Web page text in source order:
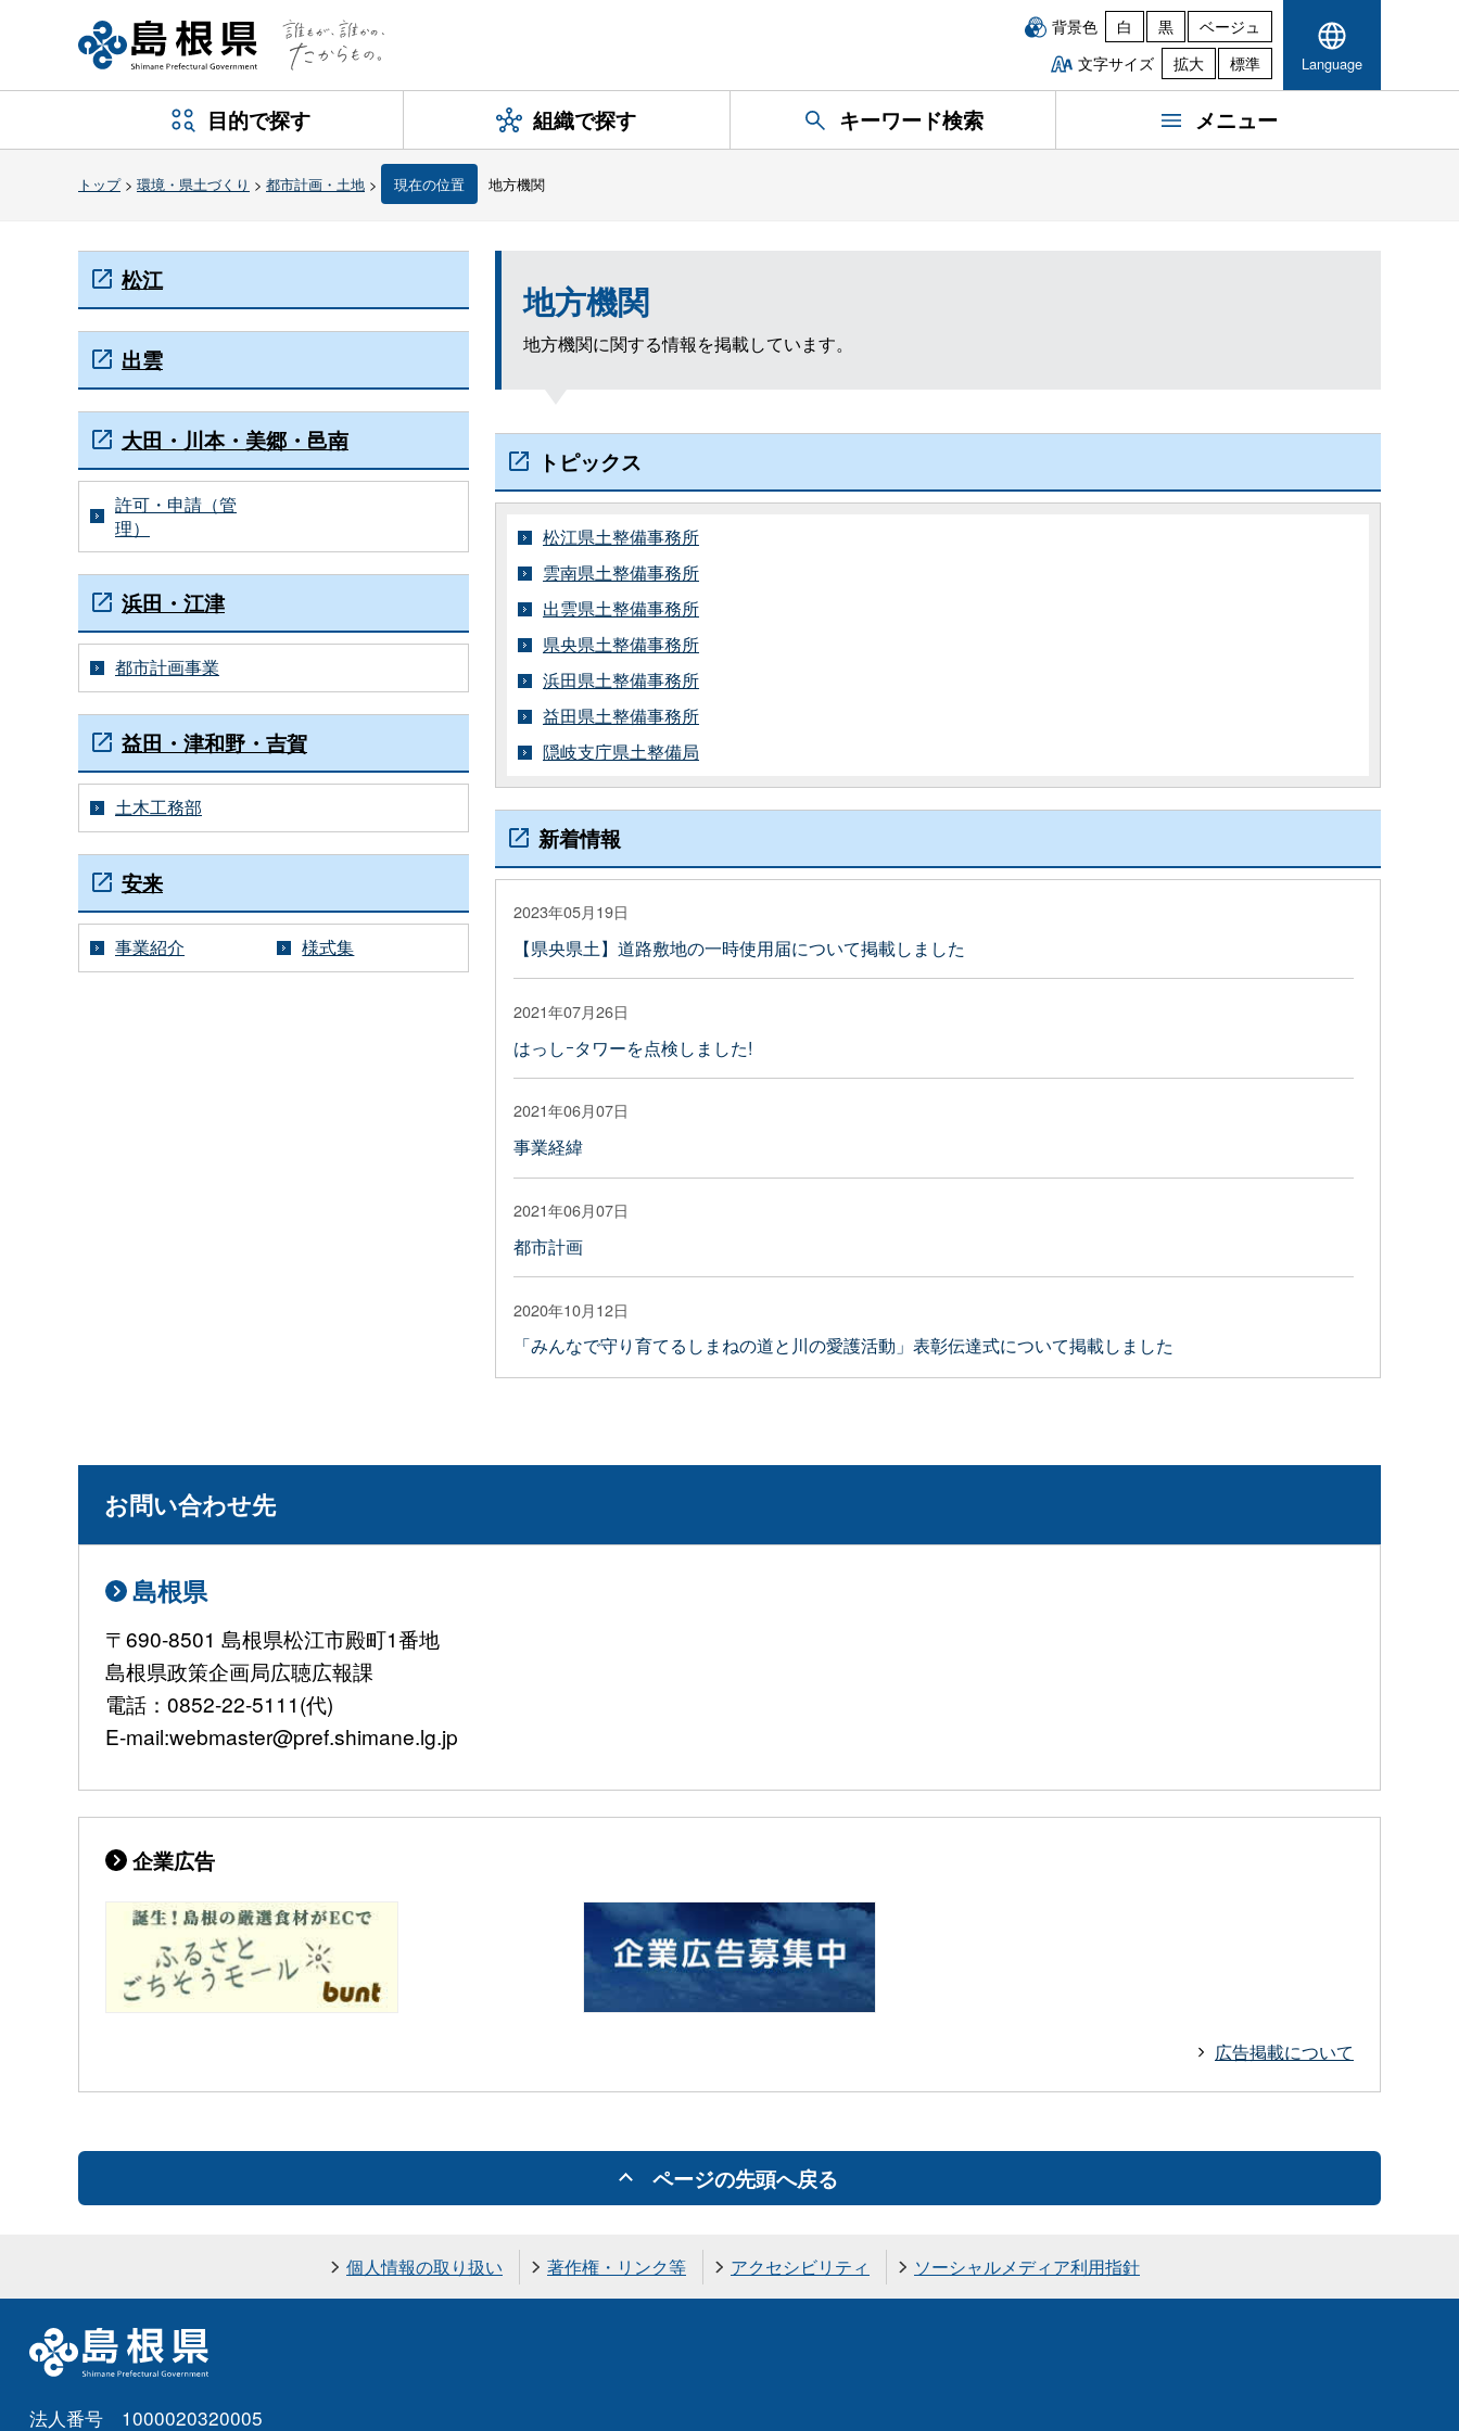
背景色 白 黒
ベージュ
文字サイズ
拡大 標準 Language
目的で探す 組織で探す キーワード検索 メニュー
トップ> 環境・県土づくり > 都市計画・土地 > 現在の位置 地方機関
地方機関
地方機関に関する情報を掲載しています。
トピックス
松江県土整備事務所
雲南県土整備事務所
出雲県土整備事務所
県央県土整備事務所
浜田県土整備事務所
益田県土整備事務所
隠岐支庁県土整備局
新着情報
2023年05月19日
【県央県土】道路敷地の一時使用届について掲載しました
2021年07月26日
はっしｰタワーを点検しました!
2021年06月07日
事業経緯
2021年06月07日
都市計画
2020年10月12日
「みんなで守り育てるしまねの道と川の愛護活動」表彰伝達式について掲載しました
松江
出雲
大田・川本・美郷・邑南
許可・申請（管
理）
浜田・江津
都市計画事業
益田・津和野・吉賀
土木工務部
安来
事業紹介 様式集
お問い合わせ先
島根県
〒690-8501 島根県松江市殿町1番地
島根県政策企画局広聴広報課
電話：0852-22-5111(代)
E-mail:webmaster@pref.shimane.lg.jp
企業広告
広告掲載について
ページの先頭へ戻る
個人情報の取り扱い 著作権・リンク等 アクセシビリティ ソーシャルメディア利用指針
法人番号 1000020320005